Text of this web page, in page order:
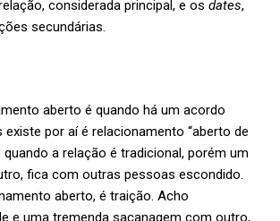
considerada principal, e os dates,
secundárias.
aberto é quando há um acordo
existe por aí é relacionamento “aberto de
quando a relação é tradicional, porém um
fica com outras pessoas escondido.
aberto, é traição. Acho
e uma tremenda sacanagem com outro,